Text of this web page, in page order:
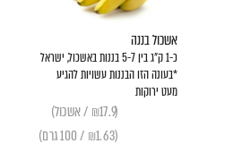
אשכול בננה
כ-1 ק"ג בין 5-7 בננות באשכול, ישראל
*בעונה הזו הבננות עשויות להגיע
מעט ירוקות
(₪17.9 / אשכול)
(₪1.63 / 100 גרם)